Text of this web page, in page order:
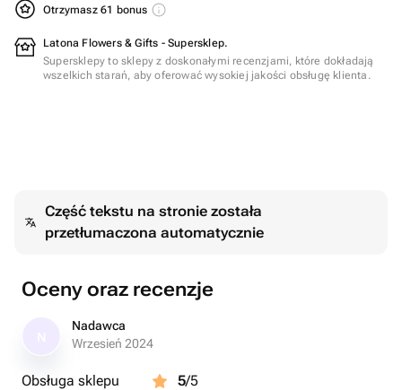
Otrzymasz 61 bonus
Latona Flowers & Gifts - Supersklep.
Supersklepy to sklepy z doskonałymi recenzjami, które dokładają
wszelkich starań, aby oferować wysokiej jakości obsługę klienta.
Część tekstu na stronie została
przetłumaczona automatycznie
Oceny oraz recenzje
Nadawca
Wrzesień 2024
Obsługa sklepu 5/5